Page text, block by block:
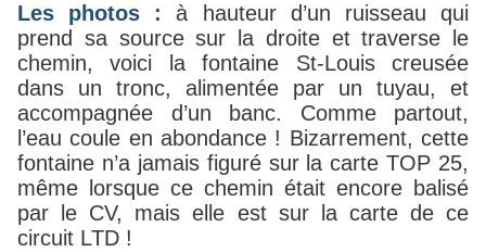
Les photos :à hauteur d’un ruisseau qui
prend sa source sur la droite et traverse le
chemin, voici la fontaine St-Louis creusée
dans un tronc, alimentée par un tuyau, et
accompagnée d’un banc. Comme partout,
l’eau coule en abondance ! Bizarrement, cette
fontaine n’a jamais figuré sur la carte TOP 25,
même lorsque ce chemin était encore balisé
par le CV, mais elle est sur la carte de ce
circuit LTD !